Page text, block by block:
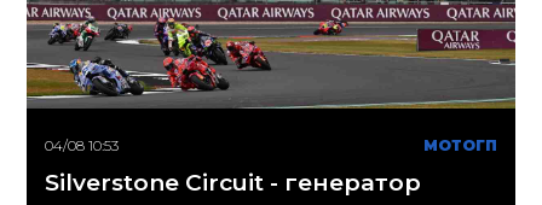
04/08 10:53 МОТОГП
Silverstone Circuit - генератор